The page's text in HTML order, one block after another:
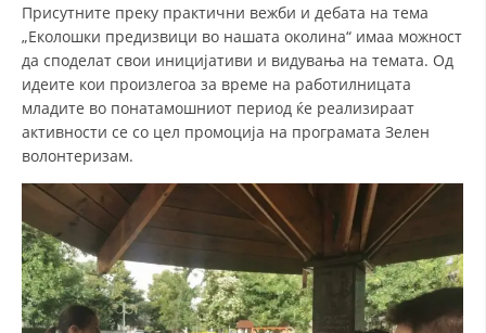
СТАТУТ НА ЦКРМ
РАКОВОДЕН ОДБОР
СОБРАНИЕ
СТРУКТУРА И ОРГАНИЗАЦИОНА ПОСТАВЕНОСТ
ДИСЕМИНАЦИЈА
Присутните преку практични вежби и дебата на тема
„Еколошки предизвици во нашата околина“ имаа можност
да споделат свои иницијативи и видувања на темата. Од
идеите кои произлегоа за време на работилницата
младите во понатамошниот период ќе реализираат
активности се со цел промоција на програмата Зелен
волонтеризам.